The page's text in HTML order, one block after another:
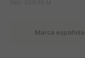
Marca española